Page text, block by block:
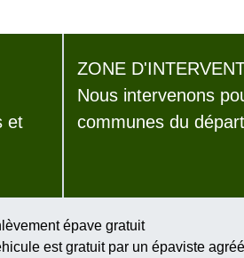
et
ZONE
Nous intervenons
communes du
épave gratuit
est gratuit par un épaviste